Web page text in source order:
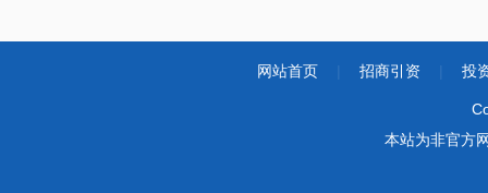
网站首页 招商引资 投
本站为非官方